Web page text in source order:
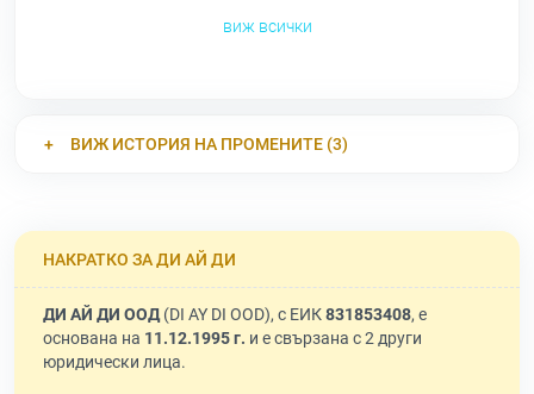
виж всички
ВИЖ ИСТОРИЯ НА ПРОМЕНИТЕ (3)
НАКРАТКО ЗА ДИ АЙ ДИ
ДИ АЙ ДИ ООД(DI AY DI OOD), с ЕИК831853408, е
основана на 11.12.1995 г. и е свързана с 2 други
юридически лица.